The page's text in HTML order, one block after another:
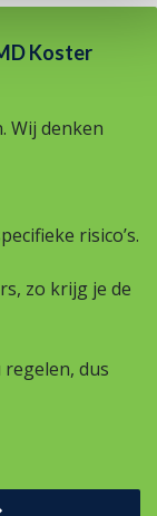
Koster
Wij denken
risico’s.
zo krijg je de
dus